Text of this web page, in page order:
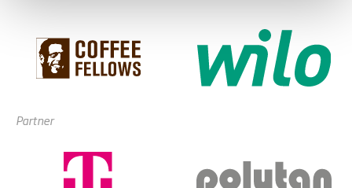
Partner